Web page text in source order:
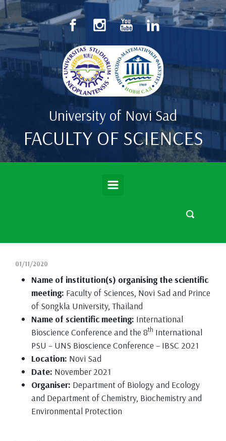
Skip to main content
University of Novi Sad
FACULTY OF SCIENCES
01/11/2020
Name of institution(s) organising the scientific
meeting: Faculty of Sciences, Novi Sad and Prince
of Songkla University, Thailand
Name of scientific meeting: International
Bioscience Conference and the 8th International
PSU – UNS Bioscience Conference – IBSC 2021
Location: Novi Sad
Date: November 2021
Organiser: Department of Biology and Ecology
and Department of Chemistry, Biochemistry and
Environmental Protection